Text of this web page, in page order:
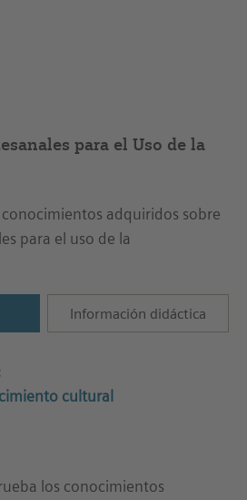
para el Uso de la
adquiridos sobre
para el uso de la
Información didáctica
cultural
los conocimientos